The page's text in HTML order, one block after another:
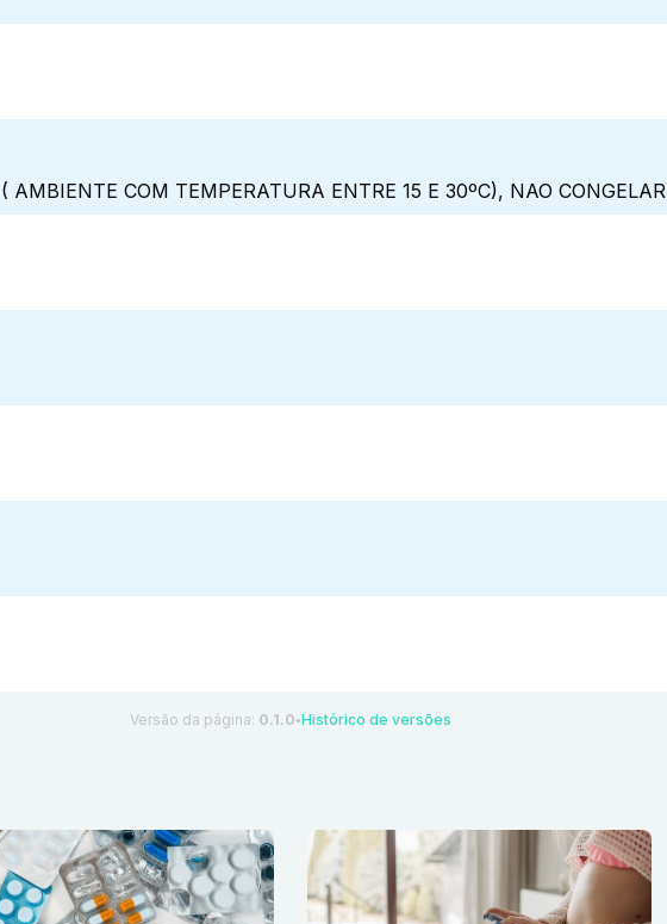
COM TEMPERATURA ENTRE 15 E 30ºC), NAO CONGELAR
Versão da página: 0.1.0 ●Histórico de versões